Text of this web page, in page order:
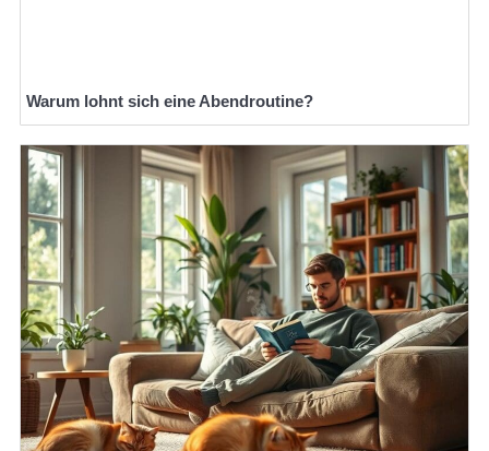
Warum lohnt sich eine Abendroutine?